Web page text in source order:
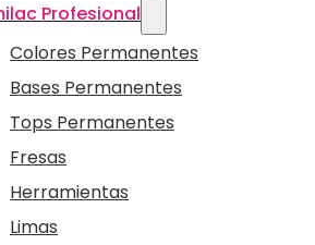
Profesional
Colores Permanentes
Bases Permanentes
Tops Permanentes
Fresas
Herramientas
Limas